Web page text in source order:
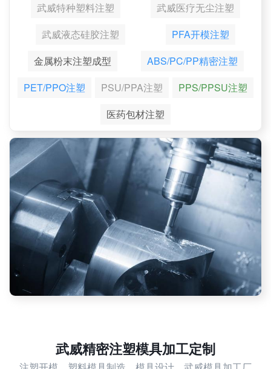
武威特种塑料注塑
武威医疗无尘注塑
武威液态硅胶注塑
PFA开模注塑
金属粉末注塑成型
ABS/PC/PP精密注塑
PET/PPO注塑
PSU/PPA注塑
PPS/PPSU注塑
医药包材注塑
武威精密注塑模具加工定制